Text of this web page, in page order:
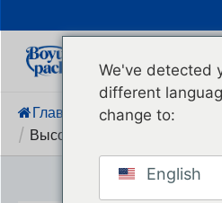
Косметической
Главная Продукция
/ Высокое Качество
We've detected
different
change to:
English